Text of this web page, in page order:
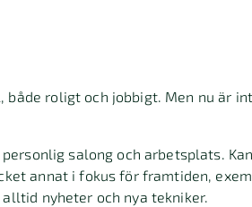
både roligt och jobbigt. Men nu är
salong och arbetsplats.
annat i fokus för framtiden,
nyheter och nya tekniker.